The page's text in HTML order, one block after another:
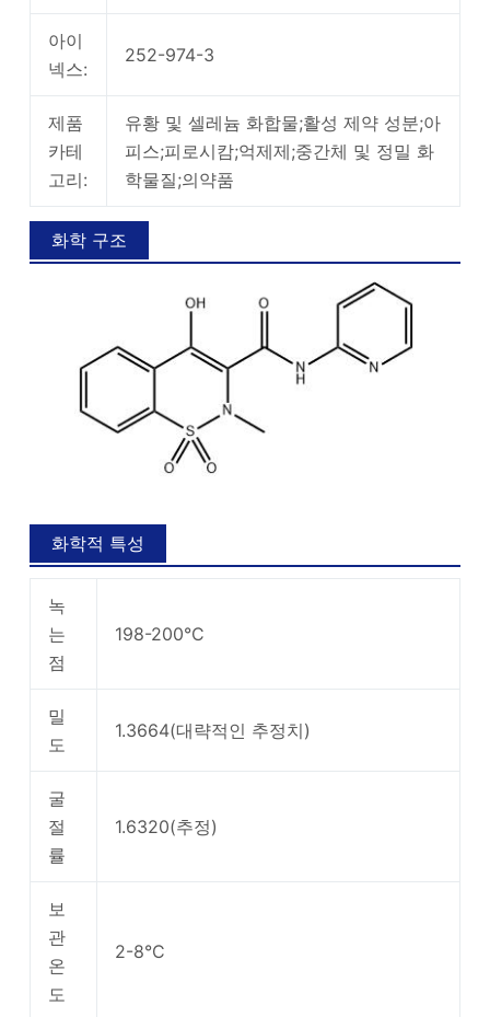
아이
넥스:
252-974-3
제품
카테
고리:
유황 및 셀레늄 화합물;활성 제약 성분;아
피스;피로시캄;억제제;중간체 및 정밀 화
학물질;의약품
화학 구조
화학적 특성
녹
는
점
198-200°C
밀
도
1.3664(대략적인 추정치)
굴
절
률
1.6320(추정)
보
관
온
도
2-8°C